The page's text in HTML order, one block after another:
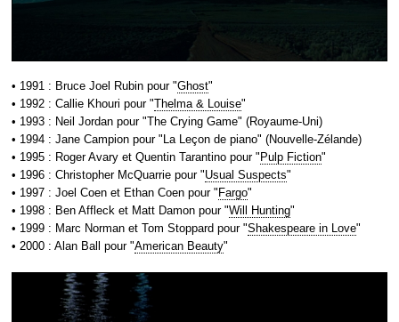
• 1991 : Bruce Joel Rubin pour "Ghost"
• 1992 : Callie Khouri pour "Thelma & Louise"
• 1993 : Neil Jordan pour "The Crying Game" (Royaume-Uni)
• 1994 : Jane Campion pour "La Leçon de piano" (Nouvelle-Zélande)
• 1995 : Roger Avary et Quentin Tarantino pour " Pulp Fiction"
• 1996 : Christopher McQuarrie pour "Usual Suspects"
• 1997 : Joel Coen et Ethan Coen pour " Fargo"
• 1998 : Ben Affleck et Matt Damon pour "Will Hunting"
• 1999 : Marc Norman et Tom Stoppard pour "Shakespeare in Love"
• 2000 : Alan Ball pour "American Beauty"